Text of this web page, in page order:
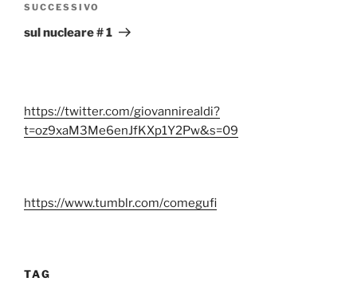
Articolo
successivo
SUCCESSIVO
sul nucleare # 1
https://twitter.com/giovannirealdi?
t=oz9xaM3Me6enJfKXp1Y2Pw&s=09
https://www.tumblr.com/comegufi
TAG